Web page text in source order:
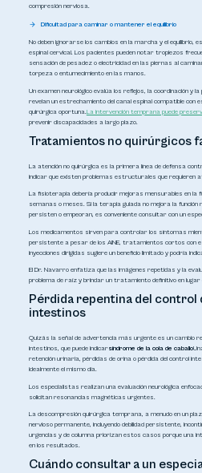
compresión nerviosa.
Dificultad para caminar o mantener el equilibrio
No deben ignorarse los cambios en la marcha y el equilibrio,
espinal cervical. Los pacientes pueden notar tropiezos
sensación de pesadez o electricidad en las piernas al
torpeza o entumecimiento en las manos.
Un examen neurológico evalúa los reflejos, la coordinación y
revelan un estrechamiento del canal espinal compatible
quirúrgica oportuna.La intervención temprana puede
prevenir discapacidades a largo plazo.
Tratamientos no quirúrgicos
La atención no quirúrgica es la primera línea de defensa
indicar que existen problemas estructurales que requieren
La fisioterapia debería producir mejoras mensurables en la
semanas o meses. Si la terapia guiada no mejora la función
persisten o empeoran, es conveniente consultar con un
Los medicamentos sirven para controlar los síntomas
persistente a pesar de los AINE, tratamientos cortos con
inyecciones dirigidas sugiere un beneficio limitado y podría
El Dr. Navarro enfatiza que las imágenes repetidas y la
problema de raíz y brindar un tratamiento definitivo en lugar
Pérdida repentina del control
intestinos
Quizás la señal de advertencia más urgente es un cambio
intestinos, que puede indicarsíndrome de la cola de caballo
retención urinaria, pérdidas de orina o pérdida del control
idealmente el mismo día.
Los especialistas realizan una evaluación neurológica
solicitan resonancias magnéticas urgentes.
La descompresión quirúrgica temprana, a menudo en un
nervioso permanente, incluyendo debilidad persistente,
urgencias y de columna priorizan estos casos porque una
en los resultados.
Cuándo consultar a un